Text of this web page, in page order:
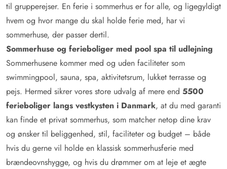
til grupperejser. En ferie i sommerhus er for alle, og ligegyldigt
hvem og hvor mange du skal holde ferie med, har vi
sommerhuse, der passer dertil.
Sommerhuse og ferieboliger med pool spa til udlejning
Sommerhusene kommer med og uden faciliteter som
swimmingpool, sauna, spa, aktivitetsrum, lukket terrasse og
pejs. Hermed sikrer vores store udvalg af mere end 5500
ferieboliger langs vestkysten i Danmark, at du med garanti
kan finde et privat sommerhus, som matcher netop dine krav
og ønsker til beliggenhed, stil, faciliteter og budget – både
hvis du gerne vil holde en klassisk sommerhusferie med
brændeovnshygge, og hvis du drømmer om at leje et ægte